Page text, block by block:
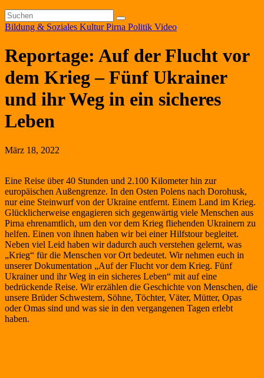
Bildung & Soziales KulturPirna Politik Video
Reportage: Auf der Flucht vor
dem Krieg – Fünf Ukrainer
und ihr Weg in ein sicheres
Leben
März 18, 2022
Eine Reise über 40 Stunden und 2.100 Kilometer hin zur
europäischen Außengrenze. In den Osten Polens nach Dorohusk,
nur eine Steinwurf von der Ukraine entfernt. Einem Land im Krieg.
Glücklicherweise engagieren sich gegenwärtig viele Menschen aus
Pirna ehrenamtlich, um den vor dem Krieg fliehenden Ukrainern zu
helfen. Einen von ihnen haben wir bei einer Hilfstour begleitet.
Neben viel Leid haben wir dadurch auch verstehen gelernt, was
„Krieg“ für die Menschen vor Ort bedeutet. Wir nehmen euch in
unserer Dokumentation „Auf der Flucht vor dem Krieg. Fünf
Ukrainer und ihr Weg in ein sicheres Leben“ mit auf eine
bedrückende Reise. Wir erzählen die Geschichte von Menschen, die
unsere Brüder Schwestern, Söhne, Töchter, Väter, Mütter, Opas
oder Omas sind und was sie in den vergangenen Tagen erlebt
haben.